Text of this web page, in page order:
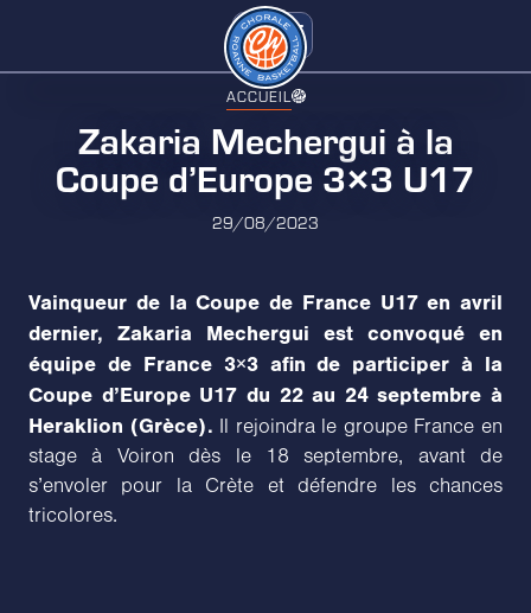
ACCUEIL
Zakaria Mechergui à la
Coupe d’Europe 3×3 U17
29/08/2023
Vainqueur de la Coupe de France U17 en avril
dernier, Zakaria Mechergui est convoqué en
équipe de France 3×3 afin de participer à la
Coupe d’Europe U17 du 22 au 24 septembre à
Heraklion (Grèce). Il rejoindra le groupe France en
stage à Voiron dès le 18 septembre, avant de
s’envoler pour la Crète et défendre les chances
tricolores.